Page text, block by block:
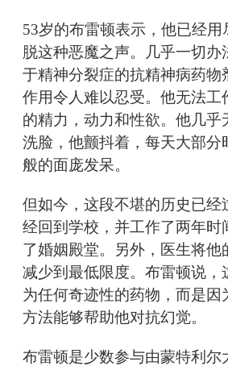
53岁的布雷顿表示，他已经
脱这种恶魔之声。几乎一切办
于精神分裂症的抗精神病药物
作用令人难以忍受。他无法工
的精力，动力和性欲。他几乎
洗脸，他颤抖着，每天大部分
般的面庞发呆。
但如今，这段不堪的历史已经
经回到学校，并工作了两年时
了婚姻殿堂。另外，医生将他
减少到最低限度。布雷顿说，
为任何奇迹性的药物，而是因
方法能够帮助他对抗幻觉。
布雷顿是少数参与由蒙特利尔